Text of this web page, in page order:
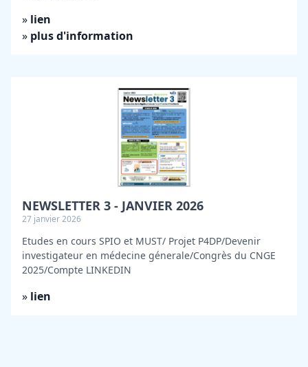
» lien
» plus d'information
NEWSLETTER 3 - JANVIER 2026
27 janvier 2026
Etudes en cours SPIO et MUST/ Projet P4DP/Devenir
investigateur en médecine génerale/Congrès du CNGE
2025/Compte LINKEDIN
» lien